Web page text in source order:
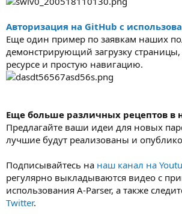
Авторизация на GitHub с
Еще один пример по заявкам наших
демонстрирующий загрузку
ресурсе и простую навигацию.
Еще больше различных рецептов в
Предлагайте ваши идеи для новых
лучшие будут реализованы и
Подписывайтесь на наш канал на
регулярно выкладываются видео с
использования A-Parser, а также
Twitter.